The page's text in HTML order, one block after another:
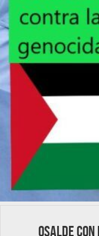
OSALDE